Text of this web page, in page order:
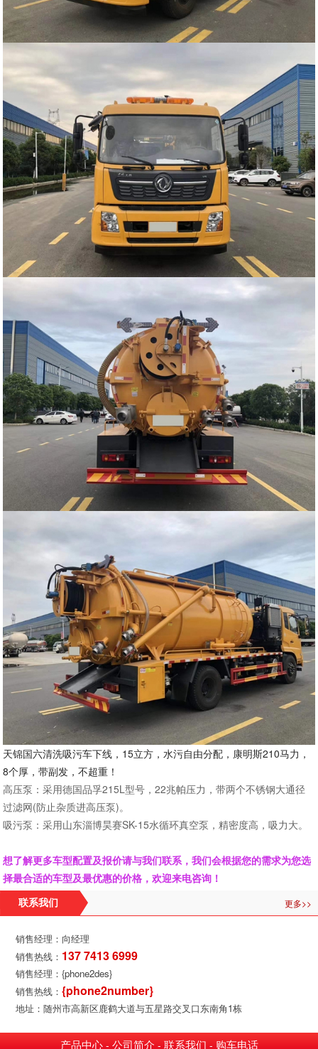
天锦国六清洗吸污车下线，15立方，水污自由分配，康明斯210马力，
8个厚，带副发，不超重！
高压泵：采用德国品孚215L型号，22兆帕压力，带两个不锈钢大通径
过滤网(防止杂质进高压泵)。
吸污泵：采用山东淄博昊赛SK-15水循环真空泵，精密度高，吸力大。
想了解更多车型配置及报价请与我们联系，我们会根据您的需求为您选
择最合适的车型及最优惠的价格，欢迎来电咨询！
联系我们 更多>>
销售经理：向经理
销售热线： 137 7413 6999
销售经理：{phone2des}
销售热线：{phone2number}
地址：随州市高新区鹿鹤大道与五星路交叉口东南角1栋
产品中心- 公司简介 - 联系我们 - 购车电话